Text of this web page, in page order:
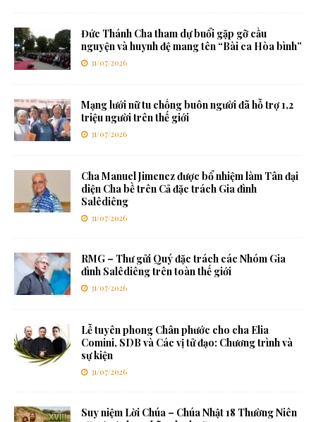
Đức Thánh Cha tham dự buổi gặp gỡ cầu
nguyện và huynh đệ mang tên “Bài ca Hòa bình”
31/07/2026
Mạng lưới nữ tu chống buôn người đã hỗ trợ 1,2
triệu người trên thế giới
31/07/2026
Cha Manuel Jimenez được bổ nhiệm làm Tân đại
diện Cha bề trên Cả đặc trách Gia đình
Salêdiêng
31/07/2026
RMG – Thư gửi Quý đặc trách các Nhóm Gia
đình Salêdiêng trên toàn thế giới
31/07/2026
Lễ tuyên phong Chân phước cho cha Elia
Comini, SDB và Các vị tử đạo: Chương trình và
sự kiện
31/07/2026
Suy niệm Lời Chúa – Chúa Nhật 18 Thường Niên